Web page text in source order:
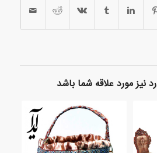
نیز مورد علاقه شما باشد